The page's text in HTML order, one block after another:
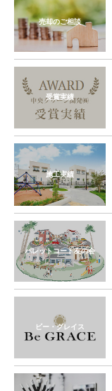
売却のご相談
受賞実績
施工実績
パレットコート友の会
ビー・グレイス